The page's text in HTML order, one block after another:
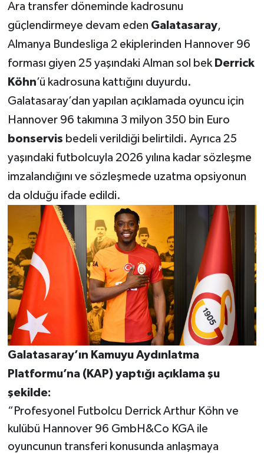
Ara transfer döneminde kadrosunu
güçlendirmeye devam eden Galatasaray,
Almanya Bundesliga 2 ekiplerinden Hannover 96
forması giyen 25 yaşındaki Alman sol bek Derrick
Köhn’ü kadrosuna kattığını duyurdu.
Galatasaray’dan yapılan açıklamada oyuncu için
Hannover 96 takımına 3 milyon 350 bin Euro
bonservis bedeli verildiği belirtildi. Ayrıca 25
yaşındaki futbolcuyla 2026 yılına kadar sözleşme
imzalandığını ve sözleşmede uzatma opsiyonun
da olduğu ifade edildi.
Galatasaray’ın Kamuyu Aydınlatma
Platformu’na (KAP) yaptığı açıklama şu
şekilde:
“Profesyonel Futbolcu Derrick Arthur Köhn ve
kulübü Hannover 96 GmbH&Co KGA ile
oyuncunun transferi konusunda anlaşmaya